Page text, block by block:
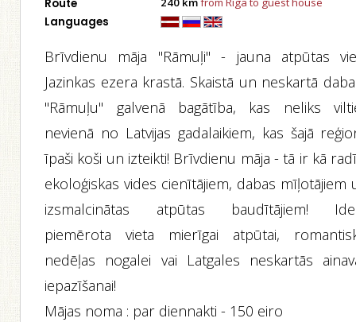
Route
Languages
Brīvdienu māja ''Rāmuļi'' - jauna atpūtas
Jazinkas ezera krastā. Skaistā un neskartā
''Rāmuļu'' galvenā bagātība, kas neliks
nevienā no Latvijas gadalaikiem, kas šajā
īpaši koši un izteikti! Brīvdienu māja - tā ir kā
ekoloģiskas vides cienītājiem, dabas mīļotājiem
izsmalcinātas atpūtas baudītājiem!
piemērota vieta mierīgai atpūtai,
nedēļas nogalei vai Latgales neskartās
iepazīšanai!
Mājas noma : par diennakti - 150 eiro